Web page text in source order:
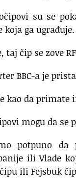
su se
koja ga
taj čip se zove
BBC-a je
kao da
mogu da se
potpuno
ili Vlade
ili Fejsbuk